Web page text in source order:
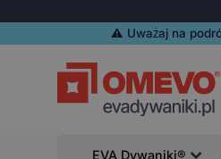
⚠️️ Uważaj na
EVA Dywaniki®